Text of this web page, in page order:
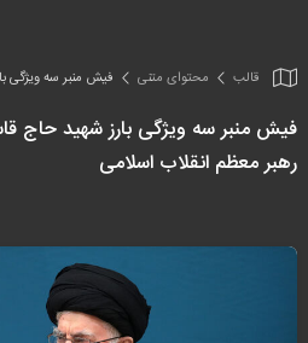
قالب محتوای متنی فیش منبر سه ویژگی
فیش منبر سه ویژگی بارز شهید حاج
رهبر معظم انقلاب اسلامی